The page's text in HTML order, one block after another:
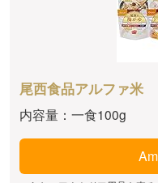
尾西食品アルファ米
内容量：一食100g